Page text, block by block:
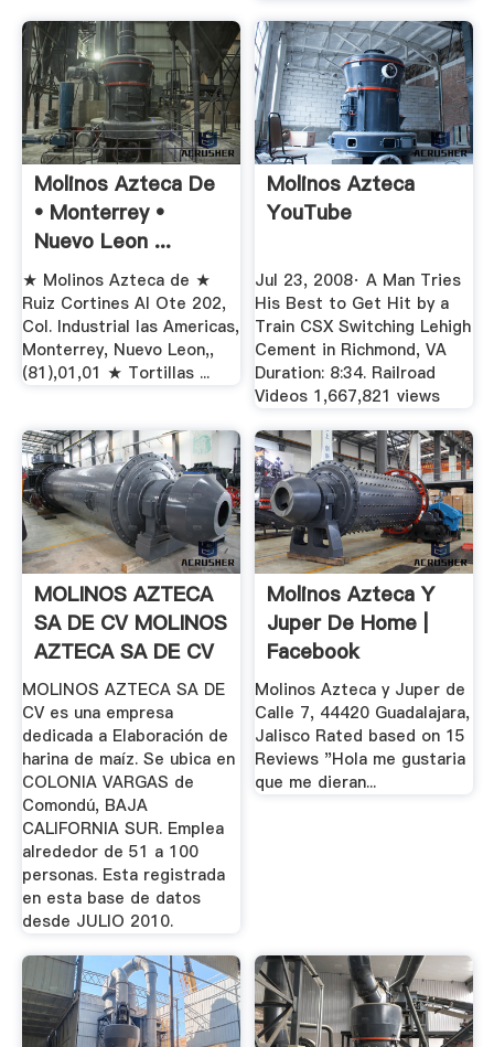
Molinos Azteca De
• Monterrey •
Nuevo Leon ...
★ Molinos Azteca de ★
Ruiz Cortines Al Ote 202,
Col. Industrial las Americas,
Monterrey, Nuevo Leon,,
(81),01,01 ★ Tortillas ...
Molinos Azteca
YouTube
Jul 23, 2008· A Man Tries
His Best to Get Hit by a
Train CSX Switching Lehigh
Cement in Richmond, VA
Duration: 8:34. Railroad
Videos 1,667,821 views
MOLINOS AZTECA
SA DE CV MOLINOS
AZTECA SA DE CV
...
MOLINOS AZTECA SA DE
CV es una empresa
dedicada a Elaboración de
harina de maíz. Se ubica en
COLONIA VARGAS de
Comondú, BAJA
CALIFORNIA SUR. Emplea
alrededor de 51 a 100
personas. Esta registrada
en esta base de datos
desde JULIO 2010.
Molinos Azteca Y
Juper De Home |
Facebook
Molinos Azteca y Juper de
Calle 7, 44420 Guadalajara,
Jalisco Rated based on 15
Reviews "Hola me gustaria
que me dieran...